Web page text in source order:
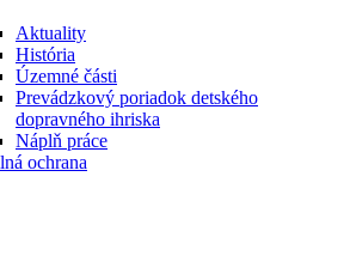
Aktuality
História
Územné části
Prevádzkový poriadok detského
dopravného ihriska
Náplň práce
ochrana